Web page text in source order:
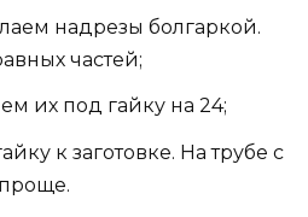
надрезы болгаркой.
частей;
их под гайку на 24;
к заготовке. На трубе с